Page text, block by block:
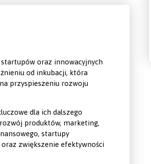
oraz innowacyjnych
od inkubacji, która
przyspieszeniu rozwoju
dla ich dalszego
produktów, marketing,
startupy
zwiększenie efektywności